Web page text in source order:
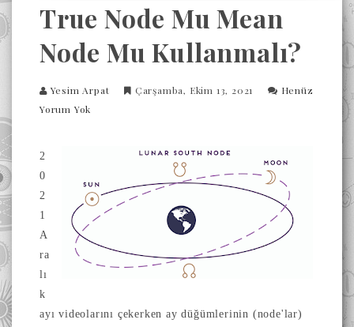
True Node Mu Mean
Node Mu Kullanmalı?
Yesim Arpat Çarşamba, Ekim 13, 2021
Henüz
Yorum Yok
2
0
2
1
A
ra
lı
k
ayı videolarını çekerken ay düğümlerinin (node'lar)